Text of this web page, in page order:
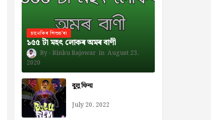
চানেকিৰ শিশুচ'ৰা
১৫৫ টা মহৎ লোকৰ অমৰ বাণী
Rinku Rajowar
August 23,
2020
বুলু ফিল্ম
July 20, 2022